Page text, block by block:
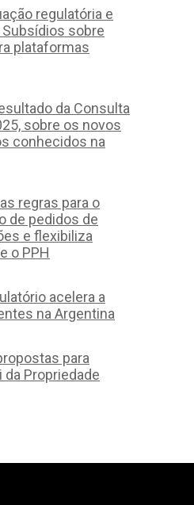
regulatória e
Subsídios sobre
plataformas
da Consulta
sobre os novos
conhecidos na
regras para o
de pedidos de
e flexibiliza
o PPH
acelera a
na Argentina
para
da Propriedade